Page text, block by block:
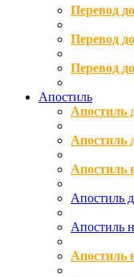
Перевод
Перевод
Перевод
Апостиль
Апостиль
Апостиль
Апостиль
Апостиль
Апостиль
Апостиль